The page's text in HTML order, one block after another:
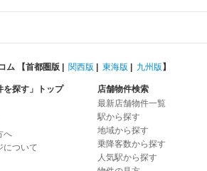
ム 【首都圏版 関西版 東海版 九州版 】
を探す」トップ
へ
について
店舗物件検索
最新店舗物件一覧
駅から探す
地域から探す
乗降客数から探す
人気駅から探す